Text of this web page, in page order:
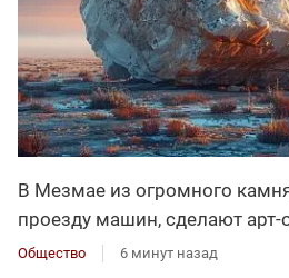
В Мезмае из огромного
проезду машин, сделают арт-
Общество 6 минут назад